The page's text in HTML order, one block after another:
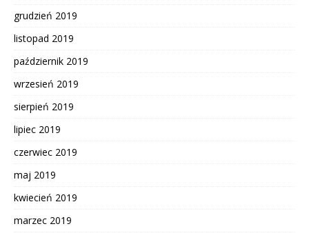
grudzień 2019
listopad 2019
październik 2019
wrzesień 2019
sierpień 2019
lipiec 2019
czerwiec 2019
maj 2019
kwiecień 2019
marzec 2019